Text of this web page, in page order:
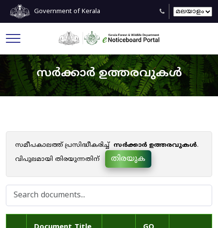
Government of Kerala
സർക്കാർ ഉത്തരവുകൾ
സമീപകാലത്ത് പ്രസിദ്ധീകരിച്ച് സർക്കാർ ഉത്തരവുകൾ.
വിപുലമായി തിരയുന്നതിന്
തിരയുക